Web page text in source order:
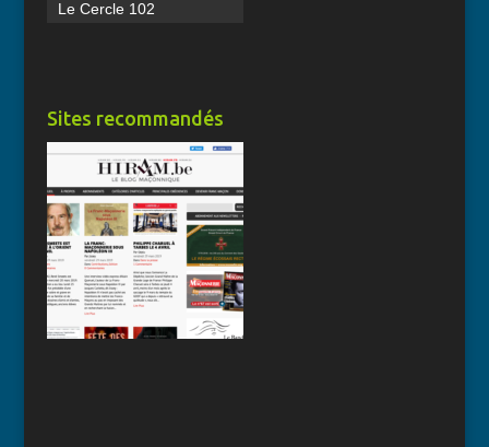
Le Cercle 102
Sites recommandés